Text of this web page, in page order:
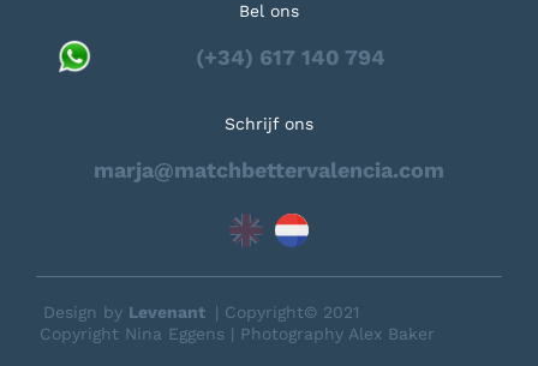
Bel ons
(+34) 617 140 794
Schrijf ons
marja@matchbettervalencia.com
Design by Levenant | Copyright© 2021
Copyright Nina Eggens | Photography Alex Baker